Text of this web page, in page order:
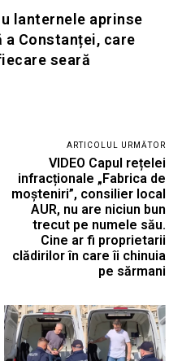
lanternele aprinse
Constanței, care
seară
ARTICOLUL URMĂTOR
VIDEO Capul rețelei
infracționale „Fabrica de
moșteniri”, consilier local
AUR, nu are niciun bun
trecut pe numele său.
Cine ar fi proprietarii
clădirilor în care îi chinuia
pe sărmani